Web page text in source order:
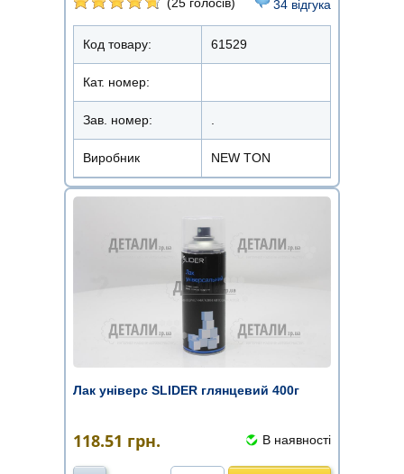
34 відгука
Код товару: 61529
Кат. номер:
Зав. номер:
Виробник NEW TON
Лак універс SLIDER глянцевий 400г
118.51 грн. В наявності